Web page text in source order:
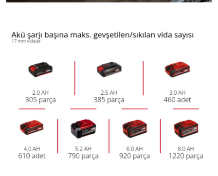
izninize ihtiyacımız var!
This content is not permitted to load due
visitor. The website owner needs to setup
the site with their CMP to add this content
to the list of technologies used.
Powered by
Usercentrics Consent
Management Platform